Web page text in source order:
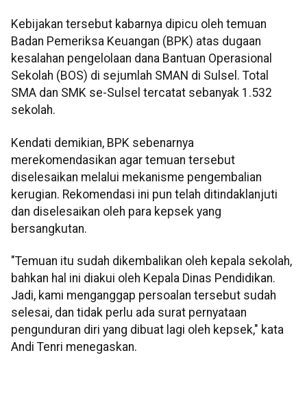
Kebijakan tersebut kabarnya dipicu oleh temuan
Badan Pemeriksa Keuangan (BPK) atas dugaan
kesalahan pengelolaan dana Bantuan Operasional
Sekolah (BOS) di sejumlah SMAN di Sulsel. Total
SMA dan SMK se-Sulsel tercatat sebanyak 1.532
sekolah.
Kendati demikian, BPK sebenarnya
merekomendasikan agar temuan tersebut
diselesaikan melalui mekanisme pengembalian
kerugian. Rekomendasi ini pun telah ditindaklanjuti
dan diselesaikan oleh para kepsek yang
bersangkutan.
"Temuan itu sudah dikembalikan oleh kepala sekolah,
bahkan hal ini diakui oleh Kepala Dinas Pendidikan.
Jadi, kami menganggap persoalan tersebut sudah
selesai, dan tidak perlu ada surat pernyataan
pengunduran diri yang dibuat lagi oleh kepsek," kata
Andi Tenri menegaskan.